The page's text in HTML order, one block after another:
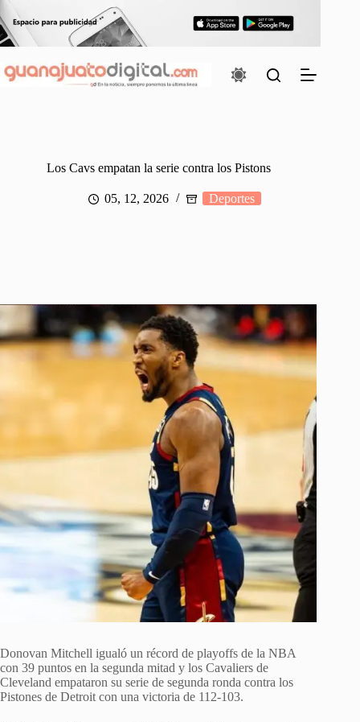
al
contenido
Los Cavs empatan la serie contra los Pistons
05, 12, 2026 Deportes
Donovan Mitchell igualó un récord de playoffs de la NBA
con 39 puntos en la segunda mitad y los Cavaliers de
Cleveland empataron su serie de segunda ronda contra los
Pistones de Detroit con una victoria de 112-103.